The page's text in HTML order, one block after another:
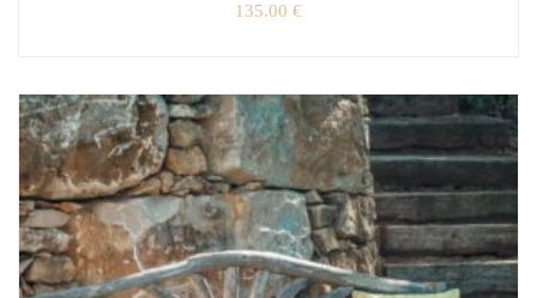
135.00 €